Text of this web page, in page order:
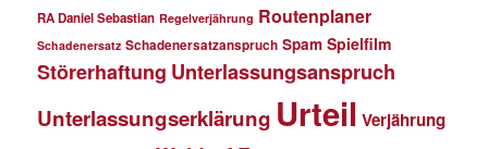
RA Daniel Sebastian Regelverjährung Routenplaner
Schadenersatz Schadenersatzanspruch Spam Spielfilm
Störerhaftung Unterlassungsanspruch
Unterlassungserklärung Urteil Verjährung